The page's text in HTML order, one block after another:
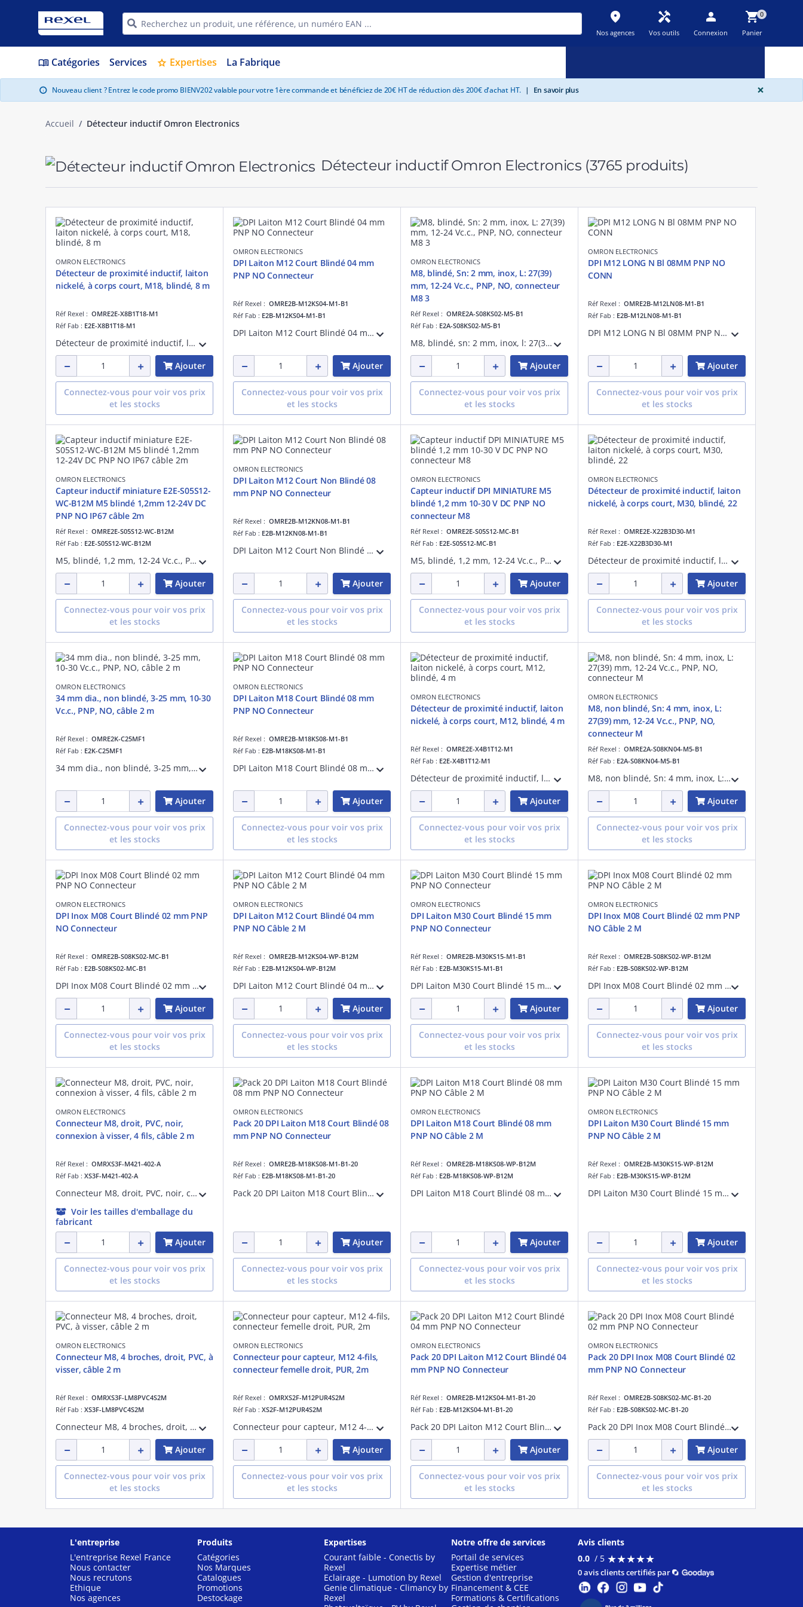
place
Nos agences
handyman
Vos outils
person
Connexion
shopping_cart0
Panier
menu_book Catégories Services star Expertises La Fabrique
info Nouveau client ? Entrez le code promo BIENV202 valable pour votre 1ère commande et bénéficiez de 20€ HT de réduction dès 200€ d'achat HT. | En savoir plus ×
Accueil Détecteur inductif Omron Electronics
Détecteur inductif Omron Electronics (3765 produits)
OMRON ELECTRONICS
Détecteur de proximité inductif, laiton
nickelé, à corps court, M18, blindé, 8 m
Réf Rexel : OMRE2E-X8B1T18-M1
Réf Fab : E2E-X8B1T18-M1
Détecteur de proximité inductif, laiton nickelé, à corps court, M18, blindé, 8 mm, DC, 3 fils, PNP NO, IO-Link COM3, connecteur M12
Ajouter
Connectez-vous pour voir vos prix
et les stocks
OMRON ELECTRONICS
DPI Laiton M12 Court Blindé 04 mm
PNP NO Connecteur
Réf Rexel : OMRE2B-M12KS04-M1-B1
Réf Fab : E2B-M12KS04-M1-B1
DPI Laiton M12 Court Blindé 04 mm PNP NO Connecteur
Ajouter
Connectez-vous pour voir vos prix
et les stocks
OMRON ELECTRONICS
M8, blindé, Sn: 2 mm, inox, L: 27(39)
mm, 12-24 Vc.c., PNP, NO, connecteur
M8 3
Réf Rexel : OMRE2A-S08KS02-M5-B1
Réf Fab : E2A-S08KS02-M5-B1
M8, blindé, sn: 2 mm, inox, l: 27(39) mm, 12-24 VCC, PNP, NO, connecteur M8 3 broches
Ajouter
Connectez-vous pour voir vos prix
et les stocks
OMRON ELECTRONICS
DPI M12 LONG N Bl 08MM PNP NO
CONN
Réf Rexel : OMRE2B-M12LN08-M1-B1
Réf Fab : E2B-M12LN08-M1-B1
DPI M12 LONG N Bl 08MM PNP NO CONN
Ajouter
Connectez-vous pour voir vos prix
et les stocks
OMRON ELECTRONICS
Capteur inductif miniature E2E-S05S12-
WC-B12M M5 blindé 1,2mm 12-24V DC
PNP NO IP67 câble 2m
Réf Rexel : OMRE2E-S05S12-WC-B12M
Réf Fab : E2E-S05S12-WC-B12M
M5, blindé, 1,2 mm, 12-24 Vc.c., PNP NO, câble 2 m
Ajouter
Connectez-vous pour voir vos prix
et les stocks
OMRON ELECTRONICS
DPI Laiton M12 Court Non Blindé 08
mm PNP NO Connecteur
Réf Rexel : OMRE2B-M12KN08-M1-B1
Réf Fab : E2B-M12KN08-M1-B1
DPI Laiton M12 Court Non Blindé 08 mm PNP NO Connecteur
Ajouter
Connectez-vous pour voir vos prix
et les stocks
OMRON ELECTRONICS
Capteur inductif DPI MINIATURE M5
blindé 1,2 mm 10-30 V DC PNP NO
connecteur M8
Réf Rexel : OMRE2E-S05S12-MC-B1
Réf Fab : E2E-S05S12-MC-B1
M5, blindé, 1,2 mm, 12-24 Vc.c., PNP NO, avec connecteur M8, 3 broches
Ajouter
Connectez-vous pour voir vos prix
et les stocks
OMRON ELECTRONICS
Détecteur de proximité inductif, laiton
nickelé, à corps court, M30, blindé, 22
Réf Rexel : OMRE2E-X22B3D30-M1
Réf Fab : E2E-X22B3D30-M1
Détecteur de proximité inductif, laiton nickelé, à corps court, M30, blindé, 22 mm, DC, 3 fils, PNP NO+NC, IO-Link COM2, connecteur M12
Ajouter
Connectez-vous pour voir vos prix
et les stocks
OMRON ELECTRONICS
34 mm dia., non blindé, 3-25 mm, 10-30
Vc.c., PNP, NO, câble 2 m
Réf Rexel : OMRE2K-C25MF1
Réf Fab : E2K-C25MF1
34 mm dia., non blindé, 3-25 mm, 10-30 Vc.c., PNP, NO, câble 2 m
Ajouter
Connectez-vous pour voir vos prix
et les stocks
OMRON ELECTRONICS
DPI Laiton M18 Court Blindé 08 mm
PNP NO Connecteur
Réf Rexel : OMRE2B-M18KS08-M1-B1
Réf Fab : E2B-M18KS08-M1-B1
DPI Laiton M18 Court Blindé 08 mm PNP NO Connecteur
Ajouter
Connectez-vous pour voir vos prix
et les stocks
OMRON ELECTRONICS
Détecteur de proximité inductif, laiton
nickelé, à corps court, M12, blindé, 4 m
Réf Rexel : OMRE2E-X4B1T12-M1
Réf Fab : E2E-X4B1T12-M1
Détecteur de proximité inductif, laiton nickelé, à corps court, M12, blindé, 4 mm, DC, 3 fils, PNP NO, IO-Link COM3, connecteur M12
Ajouter
Connectez-vous pour voir vos prix
et les stocks
OMRON ELECTRONICS
M8, non blindé, Sn: 4 mm, inox, L:
27(39) mm, 12-24 Vc.c., PNP, NO,
connecteur M
Réf Rexel : OMRE2A-S08KN04-M5-B1
Réf Fab : E2A-S08KN04-M5-B1
M8, non blindé, Sn: 4 mm, inox, L: 27(39) mm, 12-24 Vc.c., PNP, NO, connecteur M8 3 broches
Ajouter
Connectez-vous pour voir vos prix
et les stocks
OMRON ELECTRONICS
DPI Inox M08 Court Blindé 02 mm PNP
NO Connecteur
Réf Rexel : OMRE2B-S08KS02-MC-B1
Réf Fab : E2B-S08KS02-MC-B1
DPI Inox M08 Court Blindé 02 mm PNP NO Connecteur
Ajouter
Connectez-vous pour voir vos prix
et les stocks
OMRON ELECTRONICS
DPI Laiton M12 Court Blindé 04 mm
PNP NO Câble 2 M
Réf Rexel : OMRE2B-M12KS04-WP-B12M
Réf Fab : E2B-M12KS04-WP-B12M
DPI Laiton M12 Court Blindé 04 mm PNP NO Câble 2 M
Ajouter
Connectez-vous pour voir vos prix
et les stocks
OMRON ELECTRONICS
DPI Laiton M30 Court Blindé 15 mm
PNP NO Connecteur
Réf Rexel : OMRE2B-M30KS15-M1-B1
Réf Fab : E2B-M30KS15-M1-B1
DPI Laiton M30 Court Blindé 15 mm PNP NO Connecteur
Ajouter
Connectez-vous pour voir vos prix
et les stocks
OMRON ELECTRONICS
DPI Inox M08 Court Blindé 02 mm PNP
NO Câble 2 M
Réf Rexel : OMRE2B-S08KS02-WP-B12M
Réf Fab : E2B-S08KS02-WP-B12M
DPI Inox M08 Court Blindé 02 mm PNP NO Câble 2 M
Ajouter
Connectez-vous pour voir vos prix
et les stocks
OMRON ELECTRONICS
Connecteur M8, droit, PVC, noir,
connexion à visser, 4 fils, câble 2 m
Réf Rexel : OMRXS3F-M421-402-A
Réf Fab : XS3F-M421-402-A
Connecteur M8, droit, PVC, noir, connexion à visser, 4 fils, câble 2 m
Voir les tailles d'emballage du
fabricant
Ajouter
Connectez-vous pour voir vos prix
et les stocks
OMRON ELECTRONICS
Pack 20 DPI Laiton M18 Court Blindé 08
mm PNP NO Connecteur
Réf Rexel : OMRE2B-M18KS08-M1-B1-20
Réf Fab : E2B-M18KS08-M1-B1-20
Pack 20 DPI Laiton M18 Court Blindé 08 mm PNP NO Connecteur
Ajouter
Connectez-vous pour voir vos prix
et les stocks
OMRON ELECTRONICS
DPI Laiton M18 Court Blindé 08 mm
PNP NO Câble 2 M
Réf Rexel : OMRE2B-M18KS08-WP-B12M
Réf Fab : E2B-M18KS08-WP-B12M
DPI Laiton M18 Court Blindé 08 mm PNP NO Câble 2 M
Ajouter
Connectez-vous pour voir vos prix
et les stocks
OMRON ELECTRONICS
DPI Laiton M30 Court Blindé 15 mm
PNP NO Câble 2 M
Réf Rexel : OMRE2B-M30KS15-WP-B12M
Réf Fab : E2B-M30KS15-WP-B12M
DPI Laiton M30 Court Blindé 15 mm PNP NO Câble 2 M
Ajouter
Connectez-vous pour voir vos prix
et les stocks
OMRON ELECTRONICS
Connecteur M8, 4 broches, droit, PVC, à
visser, câble 2 m
Réf Rexel : OMRXS3F-LM8PVC4S2M
Réf Fab : XS3F-LM8PVC4S2M
Connecteur M8, 4 broches, droit, PVC, à visser, câble 2 m
Ajouter
Connectez-vous pour voir vos prix
et les stocks
OMRON ELECTRONICS
Connecteur pour capteur, M12 4-fils,
connecteur femelle droit, PUR, 2m
Réf Rexel : OMRXS2F-M12PUR4S2M
Réf Fab : XS2F-M12PUR4S2M
Connecteur pour capteur, M12 4-fils, connecteur femelle droit, PUR, 2m
Ajouter
Connectez-vous pour voir vos prix
et les stocks
OMRON ELECTRONICS
Pack 20 DPI Laiton M12 Court Blindé 04
mm PNP NO Connecteur
Réf Rexel : OMRE2B-M12KS04-M1-B1-20
Réf Fab : E2B-M12KS04-M1-B1-20
Pack 20 DPI Laiton M12 Court Blindé 04 mm PNP NO Connecteur
Ajouter
Connectez-vous pour voir vos prix
et les stocks
OMRON ELECTRONICS
Pack 20 DPI Inox M08 Court Blindé 02
mm PNP NO Connecteur
Réf Rexel : OMRE2B-S08KS02-MC-B1-20
Réf Fab : E2B-S08KS02-MC-B1-20
Pack 20 DPI Inox M08 Court Blindé 02 mm PNP NO Connecteur
Ajouter
Connectez-vous pour voir vos prix
et les stocks
L'entreprise
L'entreprise Rexel France
Nous contacter
Nous recrutons
Ethique
Nos agences
Produits
Catégories
Nos Marques
Catalogues
Promotions
Destockage
Expertises
Courant faible - Conectis by
Rexel
Eclairage - Lumotion by Rexel
Genie climatique - Climancy by
Rexel
Notre offre de services
Portail de services
Expertise métier
Gestion d'entreprise
Financement & CEE
Formations & Certifications
Avis clients
0.0 / 5 ★★★★★
★★★★★
0 avis clients certifiés par